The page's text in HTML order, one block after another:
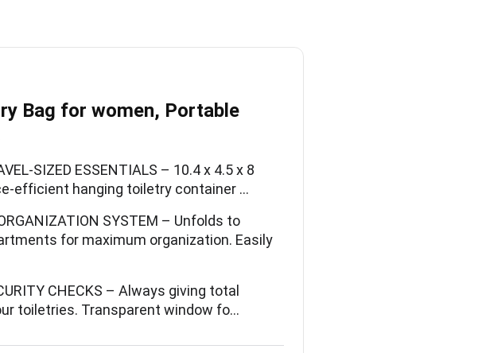
Bag for women, Portable
SIZED ESSENTIALS – 10.4 x 4.5 x 8
efficient hanging toiletry container …
SYSTEM – Unfolds to
for maximum organization. Easily
CHECKS – Always giving total
toiletries. Transparent window fo…